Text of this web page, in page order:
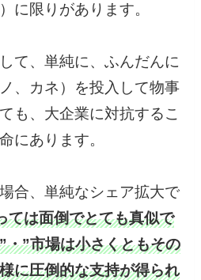
に限りがあります。
て、単純に、ふんだんに
、カネ）を投入して物事
も、大企業に対抗するこ
にあります。
合、単純なシェア拡大で
ては面倒でとても真似で
・”市場は小さくともその
に圧倒的な支持が得られ